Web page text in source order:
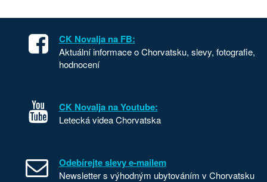
CK Novalja na FB:
Aktuální informace o Chorvatsku, slevy, fotografie,
hodnocení
CK Novalja na Youtube:
Letecká videa Chorvatska
Odebírejte slevy e-mailem
Newsletter s výhodným ubytováním v Chorvatsku